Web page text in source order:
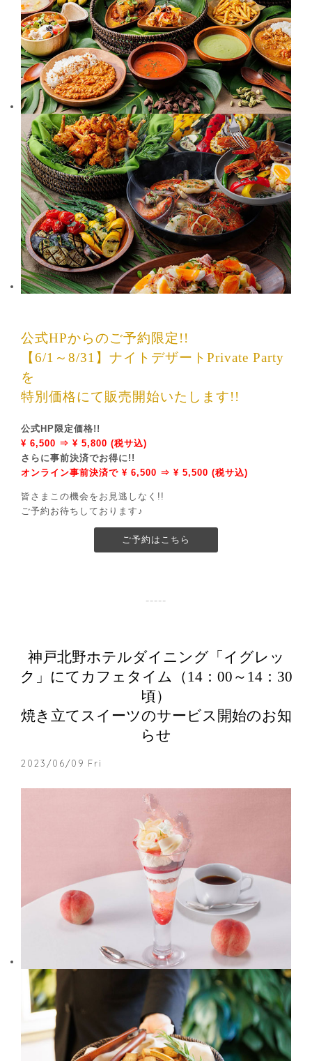
公式HPからのご予約限定!!
【6/1～8/31】ナイトデザートPrivate Party
を
特別価格にて販売開始いたします!!
公式HP限定価格!!
¥ 6,500 ⇒ ¥ 5,800 (税サ込)
さらに事前決済でお得に!!
オンライン事前決済で ¥ 6,500 ⇒ ¥ 5,500 (税サ込)
皆さまこの機会をお見逃しなく!!
ご予約お待ちしております♪
ご予約はこちら
神戸北野ホテルダイニング「イグレッ
ク」にてカフェタイム（14：00～14：30
頃）
焼き立てスイーツのサービス開始のお知
らせ
2023/06/09 Fri